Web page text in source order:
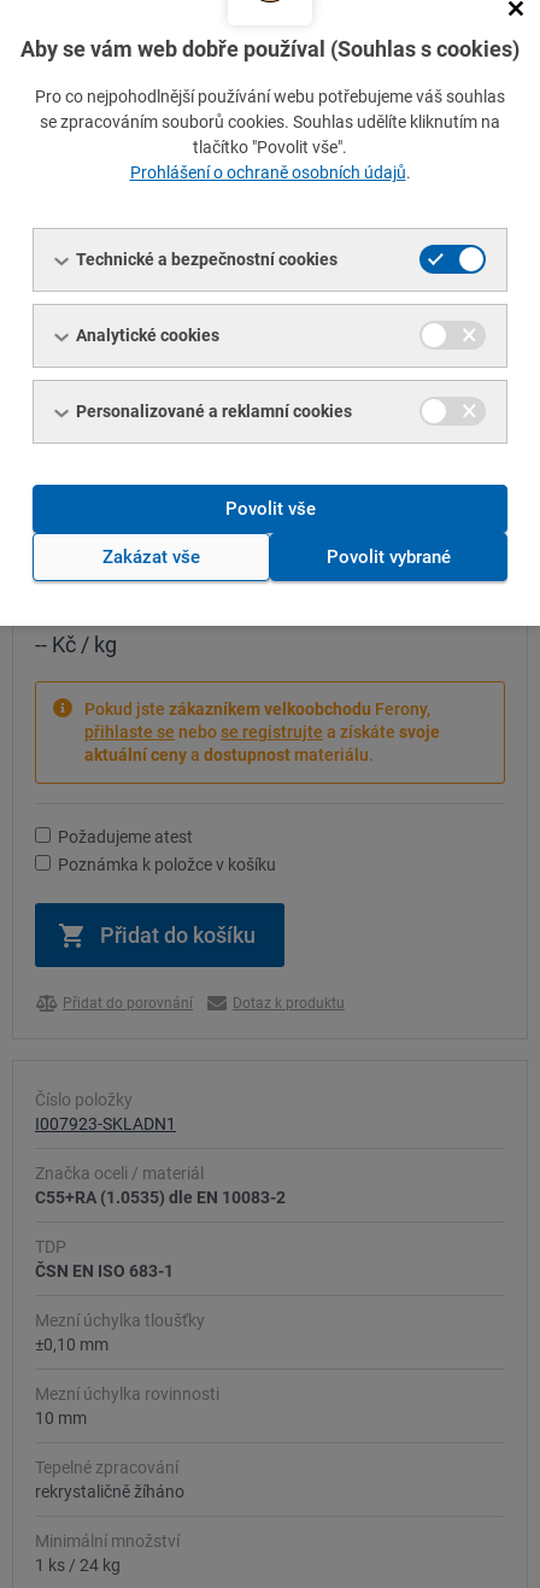
ČSN EN ISO 683-1
Mezní úchylka tloušťky
±0,10 mm
Mezní úchylka rovinnosti
Tepelné zpracování
Minimální množství
24 kg
Množství:
ks
Cena bez DPH
-- Kč / kg
Pokud jste zákazníkem velkoobchodu Ferony,
přihlaste se nebose registrujte a získáte svoje
aktuální cenya dostupnost materiálu.
Požadujeme atest
Poznámka k položce v košíku
Přidat do porovnání Dotaz k produktu
Číslo položky
I007923-SKLADN1
Značka oceli / materiál
C55+RA (1.0535) dle EN 10083-2
TDP
ČSN EN ISO 683-1
Mezní úchylka tloušťky
±0,10 mm
Mezní úchylka rovinnosti
10 mm
Tepelné zpracování
rekrystaličně žíháno
Minimální množství
1 ks/ 24 kg
Aby se vám web dobře používal (Souhlas s cookies)
Pro co nejpohodlnější používání webu potřebujeme váš souhlas
se zpracováním souborů cookies. Souhlas udělíte kliknutím na
tlačítko "Povolit vše".
Prohlášení o ochraně osobních údajů.
Technické a bezpečnostní cookies
Analytické cookies
Personalizované a reklamní cookies
Povolit vše
Zakázat vše Povolit vybrané